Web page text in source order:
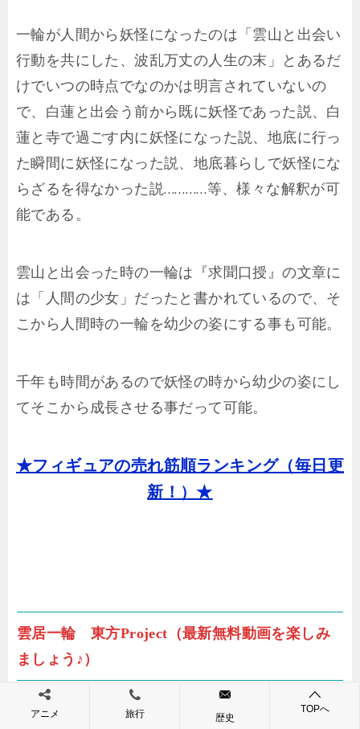
一輪が人間から妖怪になったのは「雲山と出会い
行動を共にした、波乱万丈の人生の末」とあるだ
けでいつの時点でなのかは明言されていないの
で、白蓮と出会う前から既に妖怪であった説、白
蓮と寺で過ごす内に妖怪になった説、地底に行っ
た瞬間に妖怪になった説、地底暮らしで妖怪にな
らざるを得なかった説…………等、様々な解釈が可
能である。
雲山と出会った時の一輪は『求聞口授』の文章に
は「人間の少女」だったと書かれているので、そ
こから人間時の一輪を幼少の姿にする事も可能。
千年も時間があるので妖怪の時から幼少の姿にし
てそこから成長させる事だって可能。
★フィギュアの売れ筋順ランキング（毎日更
新！）★
雲居一輪 東方Project（最新無料動画を楽しみ
ましょう♪）
アニメ 旅行 歴史
TOPへ